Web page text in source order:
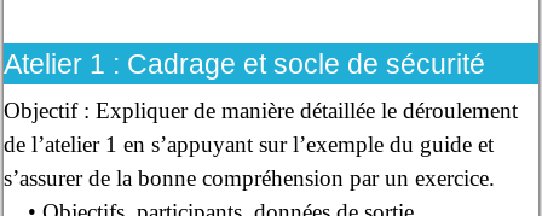
Atelier 1 : Cadrage et socle de sécurité
Objectif : Expliquer de manière détaillée le déroulement
de l’atelier 1 en s’appuyant sur l’exemple du guide et
s’assurer de la bonne compréhension par un exercice.